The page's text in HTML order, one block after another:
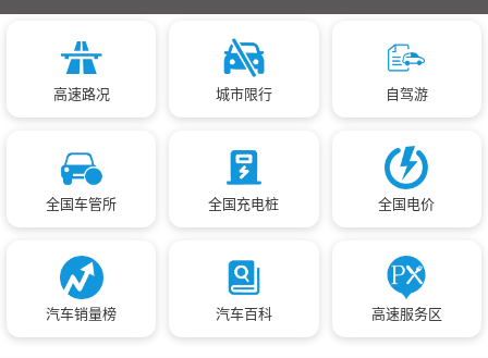
高速路况 城市限行 自驾游
全国车管所 全国充电桩 全国电价
汽车销量榜 汽车百科 高速服务区